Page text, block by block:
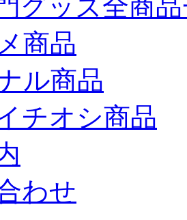
グッズ全商
商品
ル商品
チオシ商品
わせ